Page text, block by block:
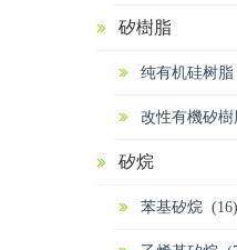
矽樹脂
纯有机硅树
改性有機矽
矽烷
苯基矽烷 (16)